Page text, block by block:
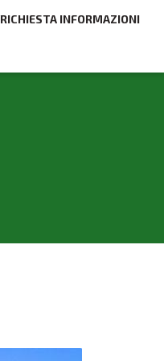
RICHIESTA INFORMAZIONI